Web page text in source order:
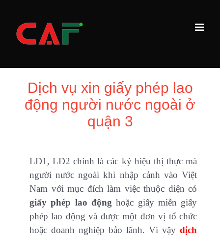
content
Dịch vụ xin giấy phép lao
động người nước ngoài ở
quận 3
LĐ1, LĐ2 chính là các ký hiệu thị thực mà
người nước ngoài khi nhập cảnh vào Việt
Nam với mục đích làm việc thuộc diện có
giấy phép lao động hoặc giấy miễn giấy
phép lao động và được một đơn vị tổ chức
hoặc doanh nghiệp bảo lãnh. Vì vậydịch